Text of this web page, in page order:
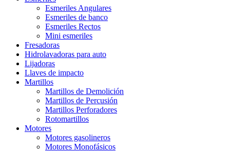
Esmeriles Angulares
Esmeriles de banco
Esmeriles Rectos
Mini esmeriles
Fresadoras
Hidrolavadoras para auto
Lijadoras
Llaves de impacto
Martillos
Martillos de Demolición
Martillos de Percusión
Martillos Perforadores
Rotomartillos
Motores
Motores gasolineros
Motores Monofásicos